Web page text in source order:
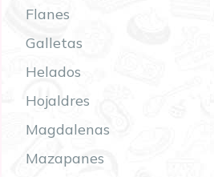
Flanes
Galletas
Helados
Hojaldres
Magdalenas
Mazapanes